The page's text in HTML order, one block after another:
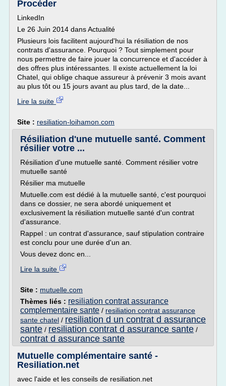
Procéder
LinkedIn
Le 26 Juin 2014 dans Actualité
Plusieurs lois facilitent aujourd'hui la résiliation de nos
contrats d'assurance. Pourquoi ? Tout simplement pour
nous permettre de faire jouer la concurrence et d'accéder à
des offres plus intéressantes. Il existe actuellement la loi
Chatel, qui oblige chaque assureur à prévenir 3 mois avant
au plus tôt ou 15 jours avant au plus tard, de la date...
Lire la suite
Site : resiliation-loihamon.com
Résiliation d'une mutuelle santé. Comment
résilier votre ...
Résiliation d'une mutuelle santé. Comment résilier votre
mutuelle santé
Résilier ma mutuelle
Mutuelle.com est dédié à la mutuelle santé, c'est pourquoi
dans ce dossier, ne sera abordé uniquement et
exclusivement la résiliation mutuelle santé d'un contrat
d'assurance.
Rappel : un contrat d'assurance, sauf stipulation contraire
est conclu pour une durée d'un an.
Vous devez donc en...
Lire la suite
Site : mutuelle.com
Thèmes liés : resiliation contrat assurance
complementaire sante / resiliation contrat assurance
sante chatel / resiliation d un contrat d assurance
sante / resiliation contrat d assurance sante /
contrat d assurance sante
Mutuelle complémentaire santé -
Resiliation.net
avec l'aide et les conseils de resiliation.net